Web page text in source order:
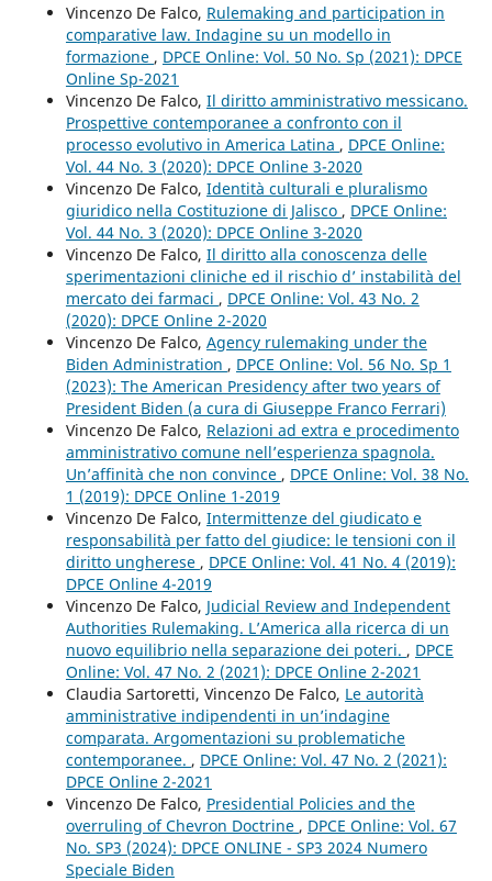
Vincenzo De Falco, Rulemaking and participation in
comparative law. Indagine su un modello in
formazione , DPCE Online: Vol. 50 No. Sp (2021): DPCE
Online Sp-2021
Vincenzo De Falco, Il diritto amministrativo messicano.
Prospettive contemporanee a confronto con il
processo evolutivo in America Latina , DPCE Online:
Vol. 44 No. 3 (2020): DPCE Online 3-2020
Vincenzo De Falco, Identità culturali e pluralismo
giuridico nella Costituzione di Jalisco , DPCE Online:
Vol. 44 No. 3 (2020): DPCE Online 3-2020
Vincenzo De Falco, Il diritto alla conoscenza delle
sperimentazioni cliniche ed il rischio d’ instabilità del
mercato dei farmaci , DPCE Online: Vol. 43 No. 2
(2020): DPCE Online 2-2020
Vincenzo De Falco, Agency rulemaking under the
Biden Administration , DPCE Online: Vol. 56 No. Sp 1
(2023): The American Presidency after two years of
President Biden (a cura di Giuseppe Franco Ferrari)
Vincenzo De Falco, Relazioni ad extra e procedimento
amministrativo comune nell’esperienza spagnola.
Un’affinità che non convince , DPCE Online: Vol. 38 No.
1 (2019): DPCE Online 1-2019
Vincenzo De Falco, Intermittenze del giudicato e
responsabilità per fatto del giudice: le tensioni con il
diritto ungherese , DPCE Online: Vol. 41 No. 4 (2019):
DPCE Online 4-2019
Vincenzo De Falco, Judicial Review and Independent
Authorities Rulemaking. L’America alla ricerca di un
nuovo equilibrio nella separazione dei poteri. , DPCE
Online: Vol. 47 No. 2 (2021): DPCE Online 2-2021
Claudia Sartoretti, Vincenzo De Falco, Le autorità
amministrative indipendenti in un’indagine
comparata. Argomentazioni su problematiche
contemporanee. , DPCE Online: Vol. 47 No. 2 (2021):
DPCE Online 2-2021
Vincenzo De Falco, Presidential Policies and the
overruling of Chevron Doctrine , DPCE Online: Vol. 67
No. SP3 (2024): DPCE ONLINE - SP3 2024 Numero
Speciale Biden